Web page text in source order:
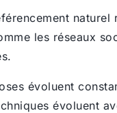
naturel
les réseaux
évoluent
évoluent